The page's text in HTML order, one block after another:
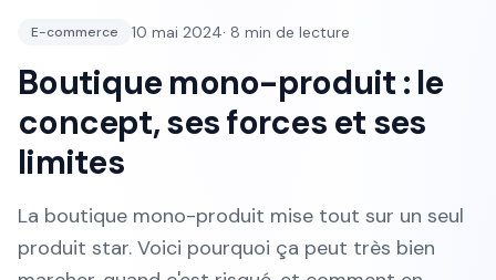
E-commerce 10 mai 2024· 8 min de lecture
Boutique mono-produit : le
concept, ses forces et ses
limites
La boutique mono-produit mise tout sur un seul
produit star. Voici pourquoi ça peut très bien